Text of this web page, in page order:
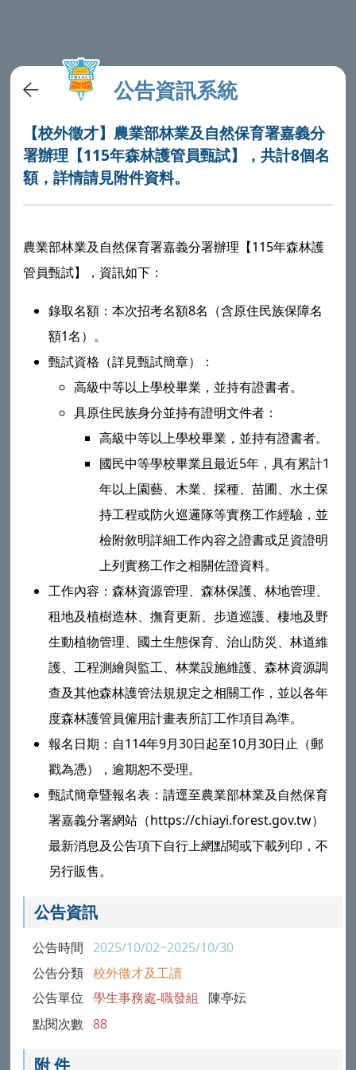
公告資訊系統
【校外徵才】農業部林業及自然保育署嘉義分
署辦理【115年森林護管員甄試】，共計8個名
額，詳情請見附件資料。
農業部林業及自然保育署嘉義分署辦理【115年森林護
管員甄試】，資訊如下：
錄取名額：本次招考名額8名（含原住民族保障名
額1名）。
甄試資格（詳見甄試簡章）：
高級中等以上學校畢業，並持有證書者。
具原住民族身分並持有證明文件者：
高級中等以上學校畢業，並持有證書者。
國民中等學校畢業且最近5年，具有累計1
年以上園藝、木業、採種、苗圃、水土保
持工程或防火巡邏隊等實務工作經驗，並
檢附敘明詳細工作內容之證書或足資證明
上列實務工作之相關佐證資料。
工作內容：森林資源管理、森林保護、林地管理、
租地及植樹造林、撫育更新、步道巡護、棲地及野
生動植物管理、國土生態保育、治山防災、林道維
護、工程測繪與監工、林業設施維護、森林資源調
查及其他森林護管法規規定之相關工作，並以各年
度森林護管員僱用計畫表所訂工作項目為準。
報名日期：自114年9月30日起至10月30日止（郵
戳為憑），逾期恕不受理。
甄試簡章暨報名表：請逕至農業部林業及自然保育
署嘉義分署網站（https://chiayi.forest.gov.tw）
最新消息及公告項下自行上網點閱或下載列印，不
另行販售。
公告資訊
公告時間 2025/10/02~2025/10/30
公告分類 校外徵才及工讀
公告單位 學生事務處-職發組 陳亭妘
點閱次數 88
附 件